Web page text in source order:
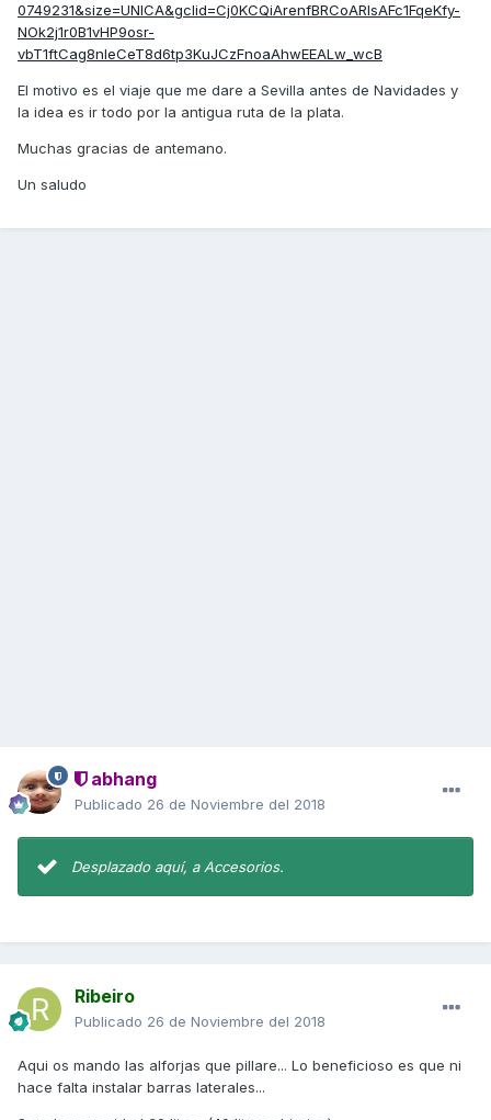
0749231&size=UNICA&gclid=Cj0KCQiArenfBRCoARIsAFc1FqeKfy-
NOk2j1r0B1vHP9osr-
vbT1ftCag8nIeCeT8d6tp3KuJCzFnoaAhwEEALw_wcB
El motivo es el viaje que me dare a Sevilla antes de Navidades y
la idea es ir todo por la antigua ruta de la plata.
Muchas gracias de antemano.
Un saludo
abhang
Publicado 26 de Noviembre del 2018
Desplazado aquí, a Accesorios.
Ribeiro
Publicado 26 de Noviembre del 2018
Aqui os mando las alforjas que pillare... Lo beneficioso es que ni
hace falta instalar barras laterales...